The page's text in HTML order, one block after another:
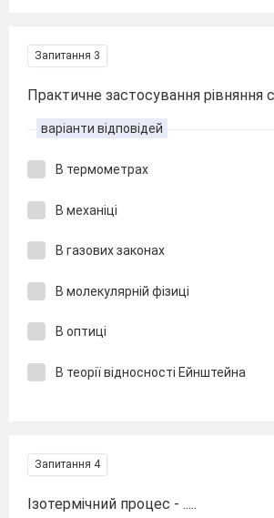
Запитання 3
Практичне застосування рівняння
варіанти відповідей
В термометрах
В механіці
В газових законах
В молекулярній фізиці
В оптиці
В теорії відносності Ейнштейна
Запитання 4
Ізотермічний процес - .....